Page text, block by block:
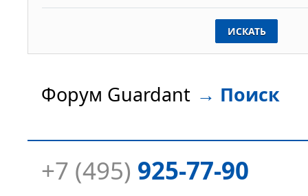
Форум Guardant → Поиск
+7 (495) 925-77-90